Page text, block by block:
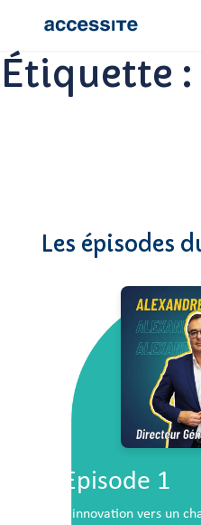
Étiquette :
Les épisodes
Episode 1
L’innovation vers un